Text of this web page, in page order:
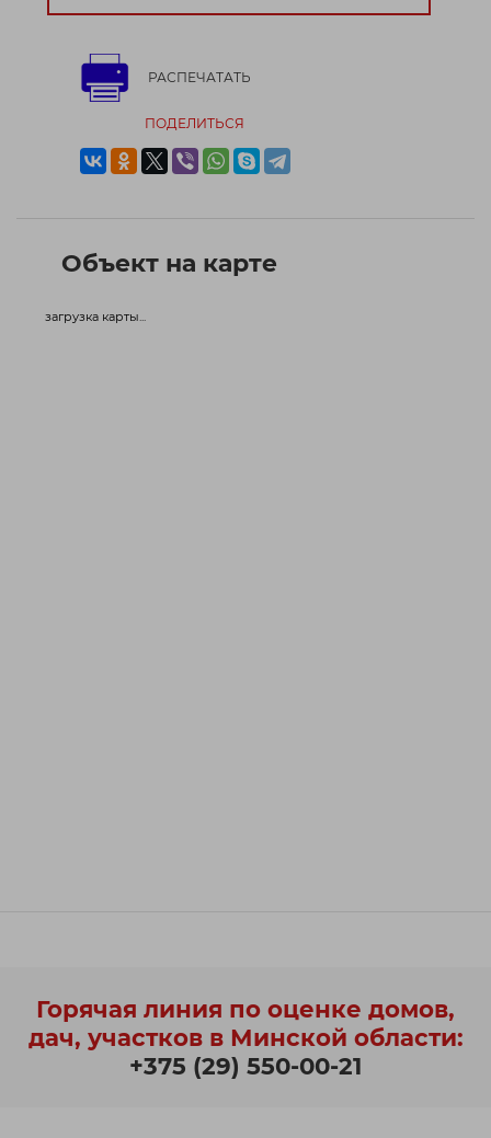
РАСПЕЧАТАТЬ
ПОДЕЛИТЬСЯ
Объект на карте
загрузка карты...
Горячая линия по оценке домов,
дач, участков в Минской области:
+375 (29) 550-00-21